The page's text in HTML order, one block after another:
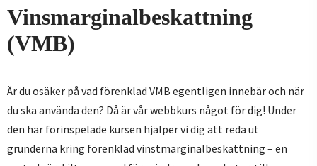
Vinsmarginalbeskattning
(VMB)
Är du osäker på vad förenklad VMB egentligen innebär och när
du ska använda den? Då är vår webbkurs något för dig! Under
den här förinspelade kursen hjälper vi dig att reda ut
grunderna kring förenklad vinstmarginalbeskattning – en